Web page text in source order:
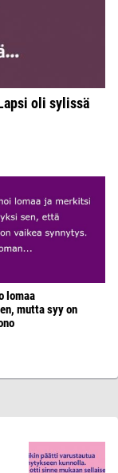
oli sylissä
lomaa
mutta syy on